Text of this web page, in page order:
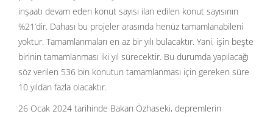
inşaatı devam eden konut sayısı ilan edilen konut sayısının
%21’dir. Dahası bu projeler arasında henüz tamamlanabileni
yoktur. Tamamlanmaları en az bir yılı bulacaktır. Yani, işin beşte
birinin tamamlanması iki yıl sürecektir. Bu durumda yapılacağı
söz verilen 536 bin konutun tamamlanması için gereken süre
10 yıldan fazla olacaktır.
26 Ocak 2024 tarihinde Bakan Özhaseki, depremlerin